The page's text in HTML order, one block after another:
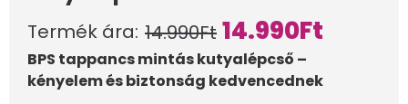
Termék ára: 14.990Ft 14.990Ft
BPS tappancs mintás kutyalépcső –
kényelem és biztonság kedvencednek